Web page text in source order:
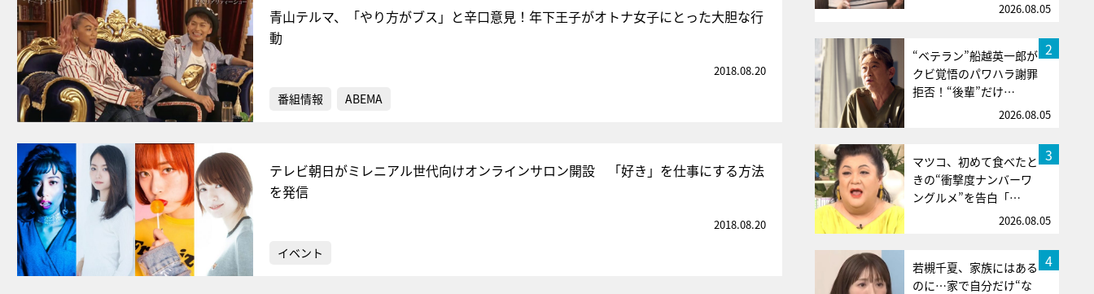
青山テルマ、「やり方がブス」と辛口意見！年下王子がオトナ女子にとった大胆な行
動
2018.08.20
番組情報 ABEMA
テレビ朝日がミレニアル世代向けオンラインサロン開設 「好き」を仕事にする方法
を発信
2018.08.20
イベント
2026.08.05
2
“ベテラン”船越英一郎が
クビ覚悟のパワハラ謝罪
拒否！“後輩”だけ…
2026.08.05
3
マツコ、初めて食べたと
きの“衝撃度ナンバーワ
ングルメ”を告白「…
2026.08.05
4
若槻千夏、家族にはある
のに…家で自分だけ“な